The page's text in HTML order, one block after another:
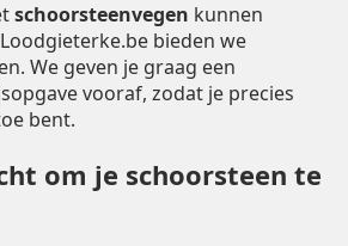
schoorsteenvegen kunnen
bieden we
We geven je graag een
vooraf, zodat je precies
bent.
om je schoorsteen te